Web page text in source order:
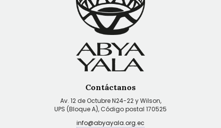
Contáctanos
Av. 12 de Octubre N24-22 y Wilson,
UPS (Bloque A), Código postal 170525
info@abyayala.org.ec